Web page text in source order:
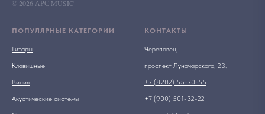
© 2026 АРС MUSIC
ПОПУЛЯРНЫЕ КАТЕГОРИИ
Гитары
Клавишные
Винил
Акустические системы
КОНТАКТЫ
Череповец,
проспект Луначарского, 23.
+7 (8202) 55-70-55
+7 (900) 501-32-22